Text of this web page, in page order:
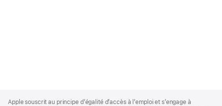
Footer
Apple souscrit au principe d’égalité d’accès à l’emploi et s’engage à